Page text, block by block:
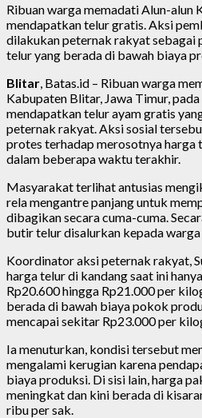
Ribuan warga memadati Alun-alun
mendapatkan telur gratis. Aksi
dilakukan peternak rakyat sebagai
telur yang berada di bawah biaya
Blitar, Batas.id – Ribuan warga
Kabupaten Blitar, Jawa Timur,
mendapatkan telur ayam gratis
peternak rakyat. Aksi sosial
protes terhadap merosotnya
dalam beberapa waktu terakhir.
Masyarakat terlihat antusias
rela mengantre panjang untuk
dibagikan secara cuma-cuma.
butir telur disalurkan kepada
Koordinator aksi peternak rakyat,
harga telur di kandang saat ini
Rp20.600 hingga Rp21.000 per
berada di bawah biaya pokok
mencapai sekitar Rp23.000 per
Ia menuturkan, kondisi tersebut
mengalami kerugian karena
biaya produksi. Di sisi lain, harga
meningkat dan kini berada di
ribu per sak.